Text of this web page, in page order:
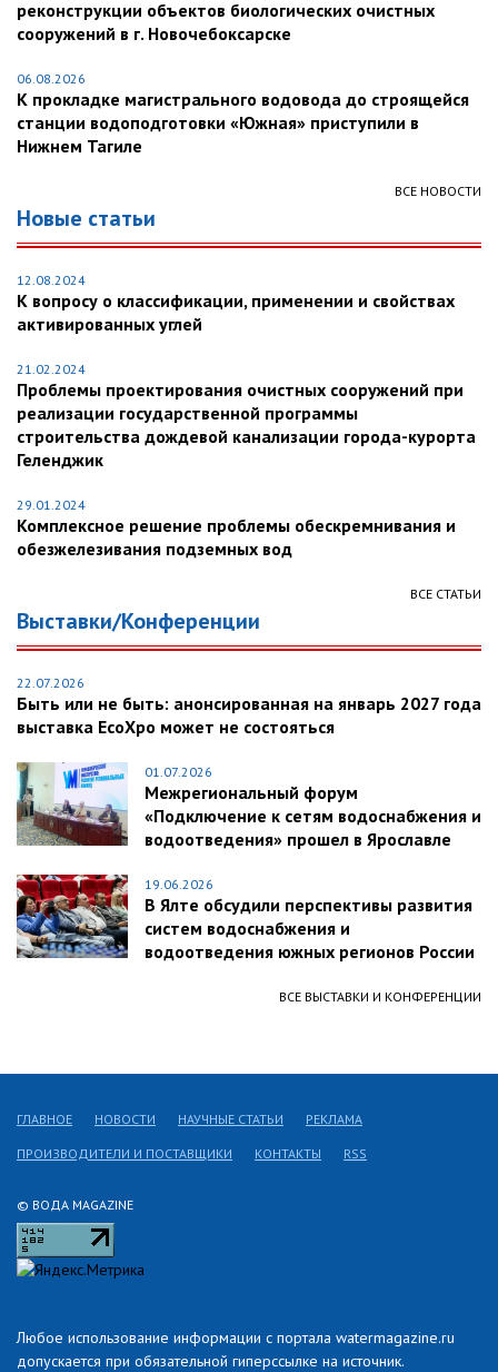
реконструкции объектов биологических очистных
сооружений в г. Новочебоксарске
06.08.2026
К прокладке магистрального водовода до строящейся
станции водоподготовки «Южная» приступили в
Нижнем Тагиле
ВСЕ НОВОСТИ
Новые статьи
12.08.2024
К вопросу о классификации, применении и свойствах
активированных углей
21.02.2024
Проблемы проектирования очистных сооружений при
реализации государственной программы
строительства дождевой канализации города-курорта
Геленджик
29.01.2024
Комплексное решение проблемы обескремнивания и
обезжелезивания подземных вод
ВСЕ СТАТЬИ
Выставки/Конференции
22.07.2026
Быть или не быть: анонсированная на январь 2027 года
выставка EcoXpo может не состояться
01.07.2026
Межрегиональный форум
«Подключение к сетям водоснабжения и
водоотведения» прошел в Ярославле
19.06.2026
В Ялте обсудили перспективы развития
систем водоснабжения и
водоотведения южных регионов России
ВСЕ ВЫСТАВКИ И КОНФЕРЕНЦИИ
© ВОДА MAGAZINE
Любое использование информации с портала watermagazine.ru
допускается при обязательной гиперссылке на источник.
ГЛАВНОЕ НОВОСТИ НАУЧНЫЕ СТАТЬИ РЕКЛАМА
ПРОИЗВОДИТЕЛИ И ПОСТАВЩИКИ КОНТАКТЫ RSS